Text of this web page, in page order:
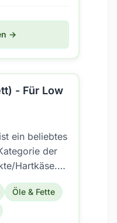
→
- Für Low
ein beliebtes
der
Hartkäse.
Low Carb
Öle & Fette